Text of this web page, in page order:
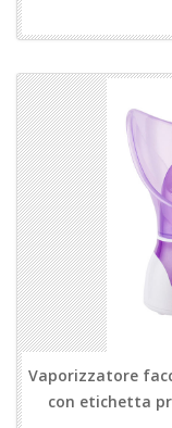
Vaporizzatore
con etichetta